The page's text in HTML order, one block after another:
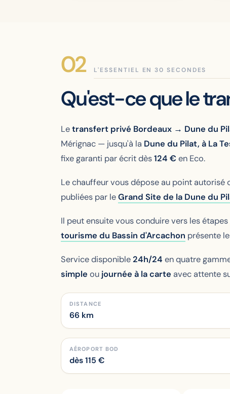
L'ESSENTIEL EN 30 SECONDES
Qu'est-ce que le
Letransfert privé Bordeaux → Dune du
Mérignac — jusqu'à la Dune du Pilat, à La
fixe garanti par écrit dès124 € en Eco.
Le chauffeur vous dépose au point autorisé
publiées par leGrand Site de la Dune du
Il peut ensuite vous conduire vers les
tourisme du Bassin d'Arcachon présente
Service disponible24h/24 en quatre
simple ou journée à la carte avec attente
DISTANCE
66 km
AÉROPORT BOD
dès115 €